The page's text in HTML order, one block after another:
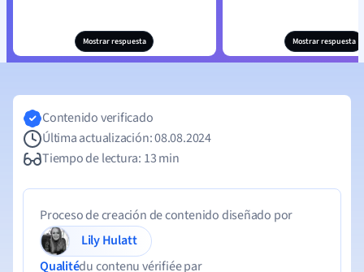
Mostrar respuesta Mostrar respuesta
Contenido verificado
Última actualización: 08.08.2024
Tiempo de lectura: 13 min
Proceso de creación de contenido diseñado por
Lily Hulatt
Qualitédu contenu vérifiée par